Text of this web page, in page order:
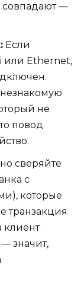
—
Если
или Ethernet,
не
повод
сверяйте
с
которые
транзакция
клиент
значит,